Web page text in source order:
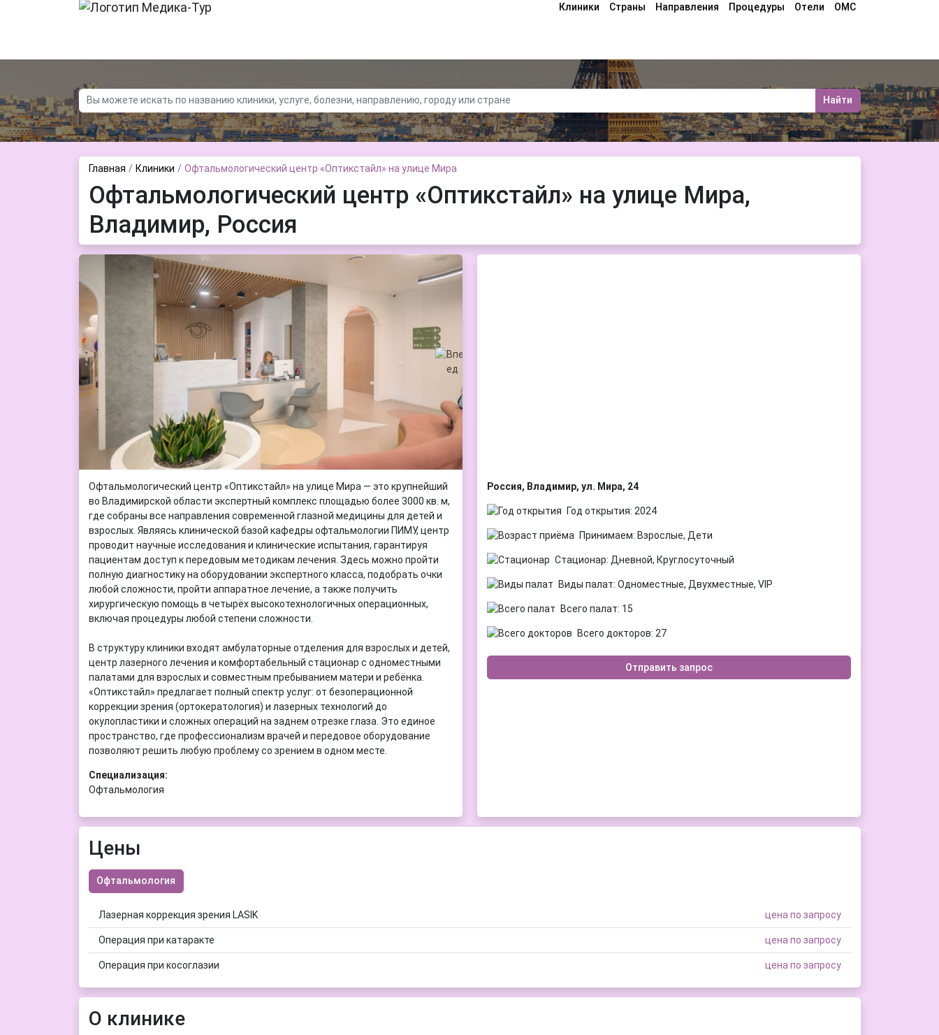
Контакты О нас Новости Клиники Страны Направления Процедуры Отели ОМС
Найти
Главная Клиники Офтальмологический центр «Оптикстайл» на улице Мира
Офтальмологический центр «Оптикстайл» на улице Мира,
Владимир, Россия
Офтальмологический центр «Оптикстайл» на улице Мира — это крупнейший
во Владимирской области экспертный комплекс площадью более 3000 кв. м,
где собраны все направления современной глазной медицины для детей и
взрослых. Являясь клинической базой кафедры офтальмологии ПИМУ, центр
проводит научные исследования и клинические испытания, гарантируя
пациентам доступ к передовым методикам лечения. Здесь можно пройти
полную диагностику на оборудовании экспертного класса, подобрать очки
любой сложности, пройти аппаратное лечение, а также получить
хирургическую помощь в четырёх высокотехнологичных операционных,
включая процедуры любой степени сложности.
В структуру клиники входят амбулаторные отделения для взрослых и детей,
центр лазерного лечения и комфортабельный стационар с одноместными
палатами для взрослых и совместным пребыванием матери и ребёнка.
«Оптикстайл» предлагает полный спектр услуг: от безоперационной
коррекции зрения (ортокератология) и лазерных технологий до
окулопластики и сложных операций на заднем отрезке глаза. Это единое
пространство, где профессионализм врачей и передовое оборудование
позволяют решить любую проблему со зрением в одном месте.
Специализация:
Офтальмология
Россия, Владимир, ул. Мира, 24
Год открытия: 2024
Принимаем: Взрослые, Дети
Стационар: Дневной, Круглосуточный
Виды палат: Одноместные, Двухместные, VIP
Всего палат: 15
Всего докторов: 27
Отправить запрос
Цены
Офтальмология
Лазерная коррекция зрения LASIK цена по запросу
Операция при катаракте цена по запросу
Операция при косоглазии цена по запросу
О клинике